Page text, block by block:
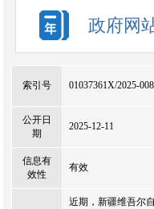
政府网
索引号 01037361X/2025-
公开日
期
2025-12-11
信息有
效性
有效
近期，新疆维吾尔